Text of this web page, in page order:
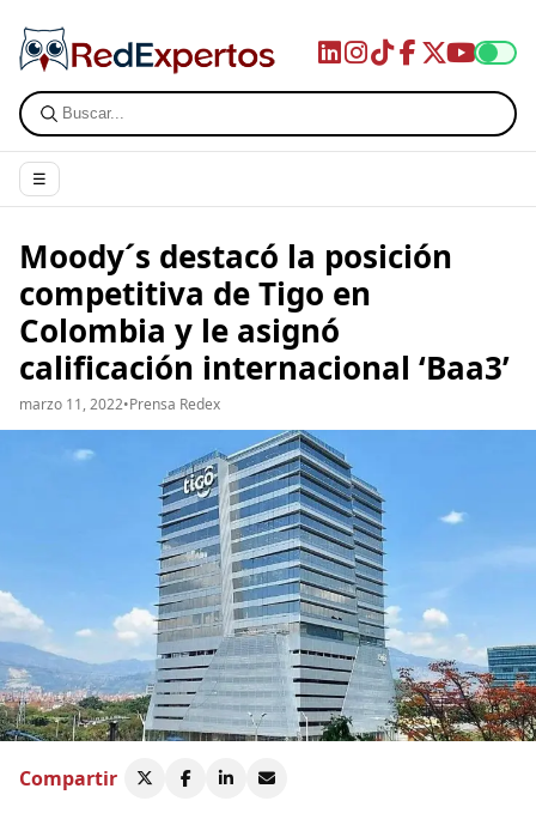
☰
Moody´s destacó la posición
competitiva de Tigo en
Colombia y le asignó
calificación internacional ‘Baa3’
marzo 11, 2022•Prensa Redex
Compartir